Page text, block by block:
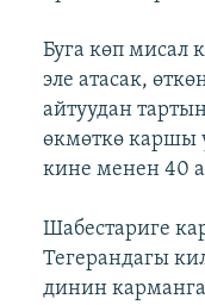
Буга көп мисал
эле атасак,
айтуудан
өкмөткө каршы
кине менен 40
Шабестариге
Тегерандагы
динин